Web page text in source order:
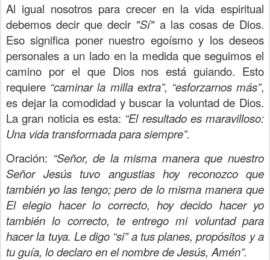
Al igual nosotros para crecer en la vida espiritual
debemos decir que decir "Sí"a las cosas de Dios.
Eso significa poner nuestro egoísmo y los deseos
personales a un lado en la medida que seguimos el
camino por el que Dios nos está guiando. Esto
requiere “caminar la milla extra”, “esforzarnos más”,
es dejar la comodidad y buscar la voluntad de Dios.
La gran noticia es esta: “El resultado es maravilloso:
Una vida transformada para siempre”.
Oración: “Señor, de la misma manera que nuestro
Señor Jesús tuvo angustias hoy reconozco que
también yo las tengo; pero de lo misma manera que
El elegio hacer lo correcto, hoy decido hacer yo
también lo correcto, te entrego mi voluntad para
hacer la tuya. Le digo “si” a tus planes, propósitos y a
tu guía, lo declaro en el nombre de Jesús, Amén”.